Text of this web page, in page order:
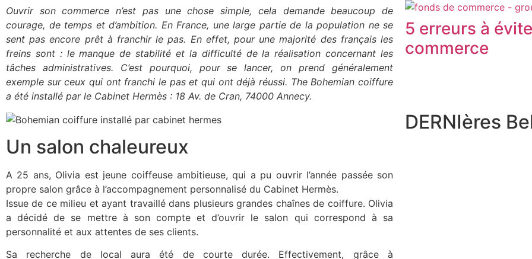
Ouvrir son commerce n’est pas une chose simple, cela demande beaucoup de
courage, de temps et d’ambition. En France, une large partie de la population ne se
sent pas encore prêt à franchir le pas. En effet, pour une majorité des français les
freins sont : le manque de stabilité et la difficulté de la réalisation concernant les
tâches administratives. C’est pourquoi, pour se lancer, on prend généralement
exemple sur ceux qui ont franchi le pas et qui ont déjà réussi. The Bohemian coiffure
a été installé par le Cabinet Hermès : 18 Av. de Cran, 74000 Annecy.
Un salon chaleureux
A 25 ans, Olivia est jeune coiffeuse ambitieuse, qui a pu ouvrir l’année passée son
propre salon grâce à l’accompagnement personnalisé du Cabinet Hermès.
Issue de ce milieu et ayant travaillé dans plusieurs grandes chaînes de coiffure. Olivia
a décidé de se mettre à son compte et d’ouvrir le salon qui correspond à sa
personnalité et aux attentes de ses clients.
Sa recherche de local aura été de courte durée. Effectivement, grâce à
5 erreurs à
commerce
DERNIères